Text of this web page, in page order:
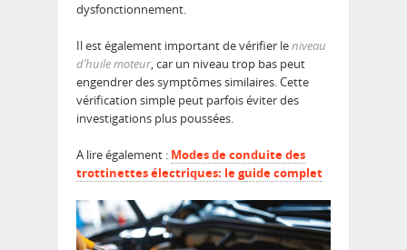
dysfonctionnement.
Il est également important de vérifier leniveau
d’huile moteur, car un niveau trop bas peut
engendrer des symptômes similaires. Cette
vérification simple peut parfois éviter des
investigations plus poussées.
A lire également : Modes de conduite des
trottinettes électriques: le guide complet